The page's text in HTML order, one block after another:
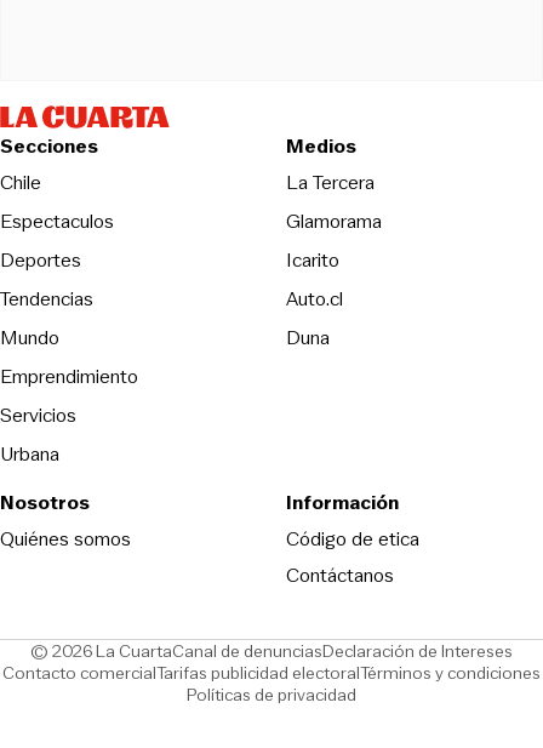
Secciones
Chile
Espectaculos
Deportes
Tendencias
Mundo
Emprendimiento
Servicios
Urbana
Medios
La TerceraOpens in new
Glamorama
Icarito
Auto.cl
DunaOpens in new window
Nosotros
Quiénes somos
Información
Código de eticaOpens in new
Contáctanos
© 2026 La CuartaCanal de denunciasOpens in new window
Declaración de Intereses
Contacto comercialOpens in new window
Tarifas publicidad electoralOpens in new window
Términos y condiciones
Políticas de privacidad